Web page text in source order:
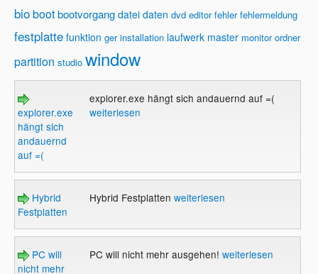
biobootbootvorgang datei daten dvd editor fehler fehlermeldung
festplatte funktion ger installation laufwerk master monitor ordner
partition studio window
explorer.exe
hängt sich
andauernd
auf =(
explorer.exe hängt sich andauernd auf =(
weiterlesen
Hybrid
Festplatten
Hybrid Festplatten weiterlesen
PC will
nicht mehr
PC will nicht mehr ausgehen! weiterlesen